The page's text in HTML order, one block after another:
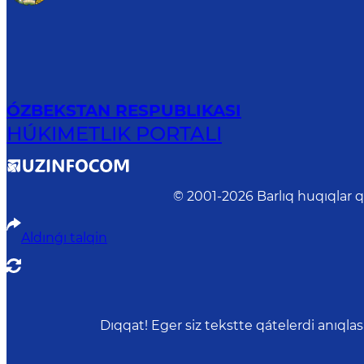
ÓZBEKSTAN RESPUBLIKASI
HÚKIMETLIK PORTALI
© 2001-2026 Barlıq huqıqlar
Aldınǵı talqin
Dıqqat! Eger siz tekstte qátelerdi